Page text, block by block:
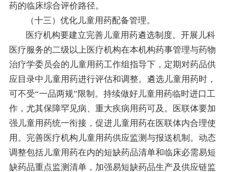
药的临床综合评价路径。
（十三）优化儿童用药配备管理。
医疗机构要建立完善儿童用药遴选制度。开展儿科
医疗服务的二级以上医疗机构在本机构药事管理与药物
治疗学委员会的儿童用药工作组指导下，定期对药品供
应目录中儿童用药进行评估和调整。遴选儿童用药时，
可不受“一品两规”限制。持续做好儿童用药临时进口工
作，尤其保障罕见病、重大疾病用药可及。医联体要加
强儿童用药统一衔接，促进儿童用药在医联体内合理使
用。完善医疗机构儿童用药供应监测与报送机制。动态
调整包括儿童用药在内的短缺药品清单和临床必需易短
缺药品重点监测清单，加强易短缺药品生产及供应链监